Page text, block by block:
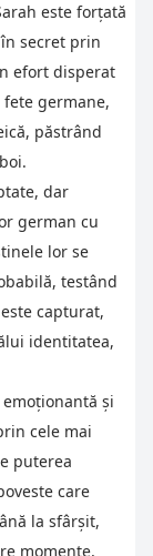
este forțată
secret prin
efort disperat
germane,
păstrând
dar
german cu
lor se
testând
capturat,
identitatea,
și
cele mai
puterea
care
la sfârșit,
momente,